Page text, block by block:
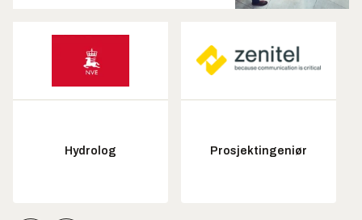
Hydrolog Prosjektingeniør